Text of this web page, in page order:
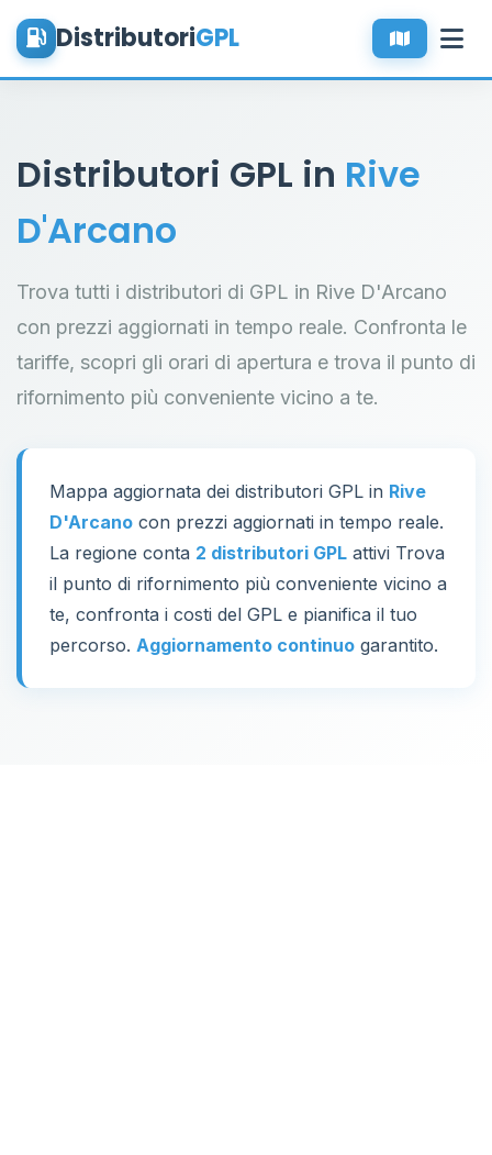
DistributoriGPL
Distributori GPL in Rive
D'Arcano
Trova tutti i distributori di GPL in Rive D'Arcano
con prezzi aggiornati in tempo reale. Confronta le
tariffe, scopri gli orari di apertura e trova il punto di
rifornimento più conveniente vicino a te.
Mappa aggiornata dei distributori GPL in Rive
D'Arcano con prezzi aggiornati in tempo reale.
La regione conta 2 distributori GPL attivi Trova
il punto di rifornimento più conveniente vicino a
te, confronta i costi del GPL e pianifica il tuo
percorso. Aggiornamento continuo garantito.